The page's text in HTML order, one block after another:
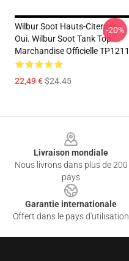
Wilbur Soot Hauts-Citernes -
Oui. Wilbur Soot Tank Top
Marchandise Officielle TP1211
22,49 €$24.45
-20%
Livraison mondiale
Nous livrons dans plus de 200
pays
Garantie internationale
Offert dans le pays d'utilisation